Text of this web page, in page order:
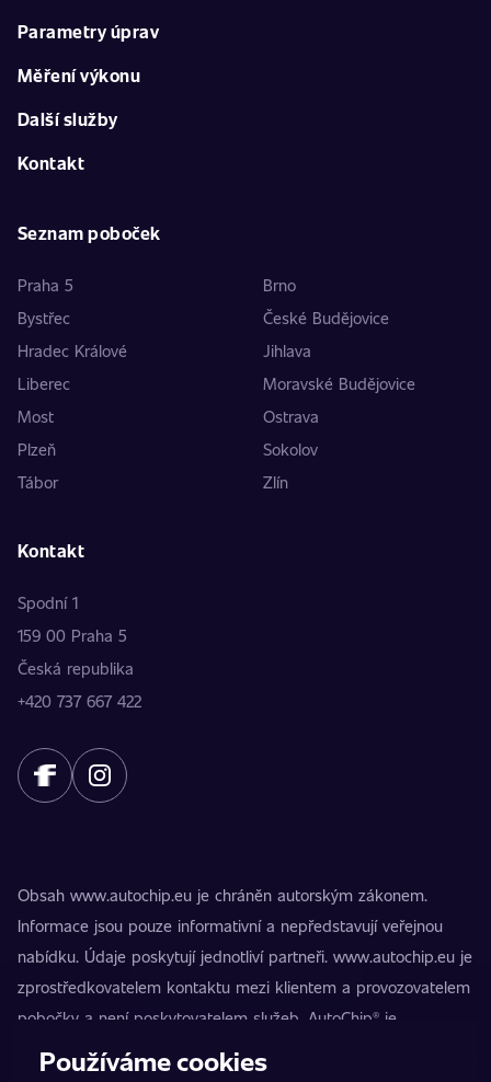
Parametry úprav
Měření výkonu
Další služby
Kontakt
Seznam poboček
Praha 5
Brno
Bystřec
České Budějovice
Hradec Králové
Jihlava
Liberec
Moravské Budějovice
Most
Ostrava
Plzeň
Sokolov
Tábor
Zlín
Kontakt
Spodní 1
159 00 Praha 5
Česká republika
+420 737 667 422
Obsah www.autochip.eu je chráněn autorským zákonem.
Informace jsou pouze informativní a nepředstavují veřejnou
nabídku. Údaje poskytují jednotliví partneři. www.autochip.eu je
zprostředkovatelem kontaktu mezi klientem a provozovatelem
pobočky a není poskytovatelem služeb. AutoChip® je
registrovaná ochranná známka Petra Kučery. Úpravy, které
Používáme cookies